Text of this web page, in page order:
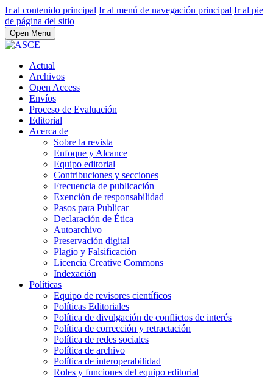
Ir al contenido principal Ir al menú de navegación principal Ir al pie
de página del sitio
Open Menu
Actual
Archivos
Open Access
Envíos
Proceso de Evaluación
Editorial
Acerca de
Sobre la revista
Enfoque y Alcance
Equipo editorial
Contribuciones y secciones
Frecuencia de publicación
Exención de responsabilidad
Pasos para Publicar
Declaración de Ética
Autoarchivo
Preservación digital
Plagio y Falsificación
Licencia Creative Commons
Indexación
Políticas
Equipo de revisores científicos
Políticas Editoriales
Política de divulgación de conflictos de interés
Política de corrección y retractación
Política de redes sociales
Política de archivo
Política de interoperabilidad
Roles y funciones del equipo editorial